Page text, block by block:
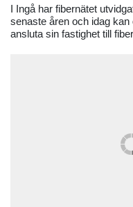
I Ingå har fibernätet
senaste åren och idag
ansluta sin fastighet till